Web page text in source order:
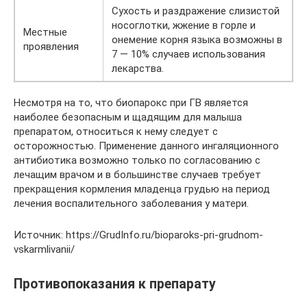
Местные
проявления
Сухость и раздражение слизистой
носоглотки, жжение в горле и
онемение корня языка возможны в
7 — 10% случаев использования
лекарства.
Несмотря на то, что биопарокс при ГВ является
наиболее безопасным и щадящим для малыша
препаратом, относиться к нему следует с
осторожностью. Применение данного ингаляционного
антибиотика возможно только по согласованию с
лечащим врачом и в большинстве случаев требует
прекращения кормления младенца грудью на период
лечения воспалительного заболевания у матери.
Источник: https://GrudInfo.ru/bioparoks-pri-grudnom-
vskarmlivanii/
Противопоказания к препарату